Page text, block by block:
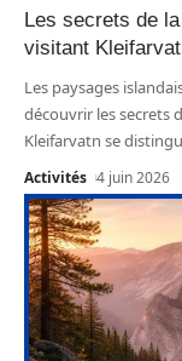
Les secrets de
visitant
Les paysages
découvrir les secrets
Kleifarvatn se
Activités 4 juin 2026